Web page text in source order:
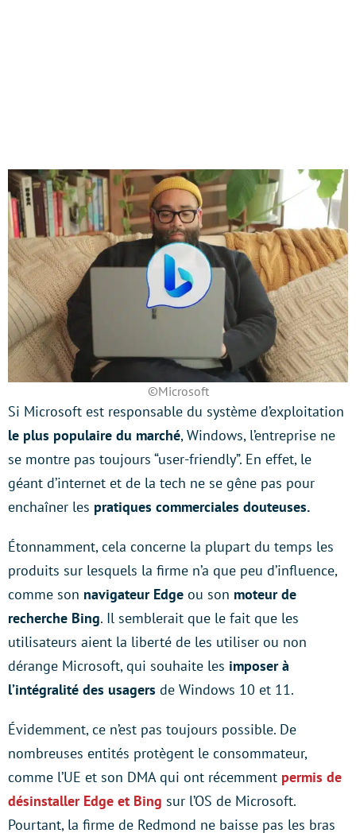
©Microsoft
Si Microsoft est responsable du système d’exploitation
le plus populaire du marché, Windows, l’entreprise ne
se montre pas toujours “user-friendly”. En effet, le
géant d’internet et de la tech ne se gêne pas pour
enchaîner les pratiques commerciales douteuses.
Étonnamment, cela concerne la plupart du temps les
produits sur lesquels la firme n’a que peu d’influence,
comme son navigateur Edge ou son moteur de
recherche Bing. Il semblerait que le fait que les
utilisateurs aient la liberté de les utiliser ou non
dérange Microsoft, qui souhaite les imposer à
l’intégralité des usagers de Windows 10 et 11.
Évidemment, ce n’est pas toujours possible. De
nombreuses entités protègent le consommateur,
comme l’UE et son DMA qui ont récemment permis de
désinstaller Edge et Bing sur l’OS de Microsoft.
Pourtant, la firme de Redmond ne baisse pas les bras